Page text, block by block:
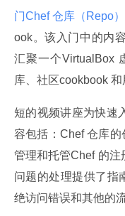
门Chef 仓库（Repo）
ook。该入门中的内
汇聚一个VirtualBox
库、社区cookbook 和
短的视频讲座为快速
容包括：Chef 仓库的
管理和托管Chef 的
问题的处理提供了指
绝访问错误和其他的